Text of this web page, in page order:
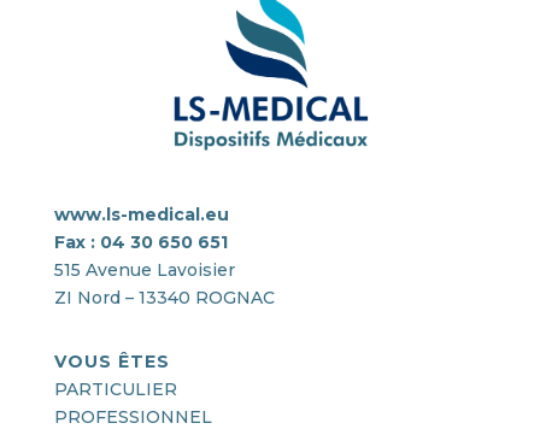
www.ls-medical.eu
Fax : 04 30 650 651
515 Avenue Lavoisier
ZI Nord – 13340 ROGNAC
VOUS ÊTES
PARTICULIER
PROFESSIONNEL